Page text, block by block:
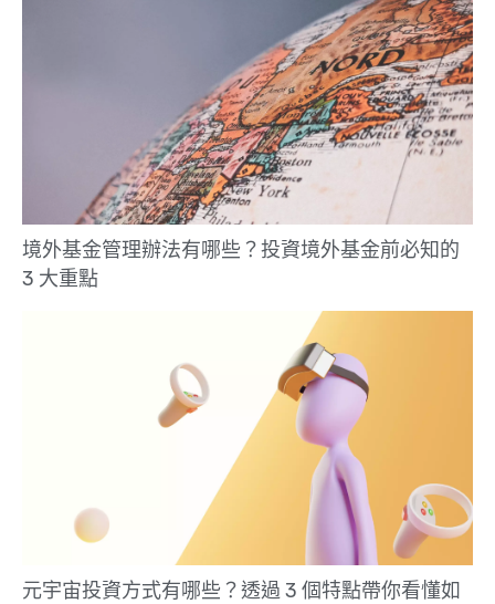
境外基金管理辦法有哪些？投資境外基金前必知的
3 大重點
元宇宙投資方式有哪些？透過 3 個特點帶你看懂如